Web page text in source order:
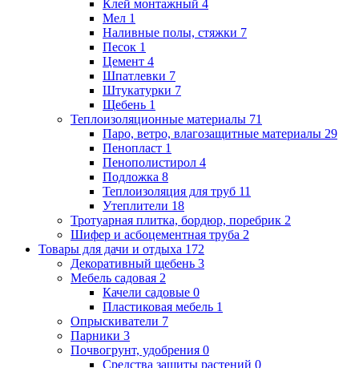
Клей монтажный 4
Мел 1
Наливные полы, стяжки 7
Песок 1
Цемент 4
Шпатлевки 7
Штукатурки 7
Щебень 1
Теплоизоляционные материалы 71
Паро, ветро, влагозащитные материалы 29
Пенопласт 1
Пенополистирол 4
Подложка 8
Теплоизоляция для труб 11
Утеплители 18
Тротуарная плитка, бордюр, поребрик 2
Шифер и асбоцементная труба 2
Товары для дачи и отдыха 172
Декоративный щебень 3
Мебель садовая 2
Качели садовые 0
Пластиковая мебель 1
Опрыскиватели 7
Парники 3
Почвогрунт, удобрения 0
Средства защиты растений 0